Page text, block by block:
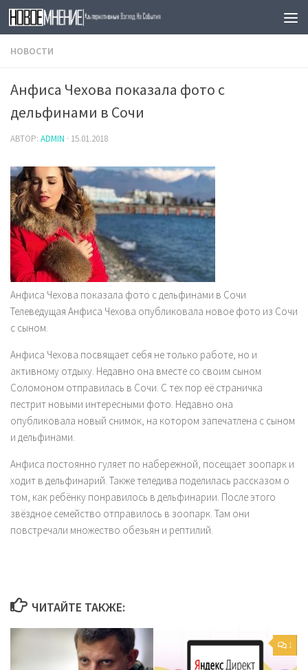
Skip to content
НОВОСТИ
Анфиса Чехова показала фото с
дельфинами в Сочи
АВТОР: ADMIN · 15.01.2018
Анфиса Чехова показала фото с дельфинами в Сочи
Телеведущая Анфиса Чехова опубликовала новое фото из Сочи
с сыном.
Анфиса Чехова посвящает себя не только работе, но и
активному отдыху. Недавно она вместе со своим сыном
Соломоном отправилась в Сочи. С тех пор её страничка
пестрит новыми интересными фото. Недавно она
опубликовала новый снимок, на котором запечатлена с сыном
и дельфинами.
Анфиса постоянно гуляет по набережной, посещает зоопарк и
ходит в дельфинарий. Также теледива поделилась рассказом о
том, как ребёнку понравилось в дельфинарии. После этого
звёздное семейство отправилось в зоопарк. Там они
повстречали множество обезьян и рептилий.
ЧИТАЙТЕ ТАКЖЕ:
1